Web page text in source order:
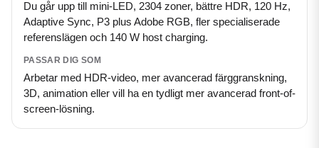
Du går upp till mini-LED, 2304 zoner, bättre HDR, 120 Hz,
Adaptive Sync, P3 plus Adobe RGB, fler specialiserade
referenslägen och 140 W host charging.
Arbetar med HDR-video, mer avancerad färggranskning,
3D, animation eller vill ha en tydligt mer avancerad front-of-
screen-lösning.